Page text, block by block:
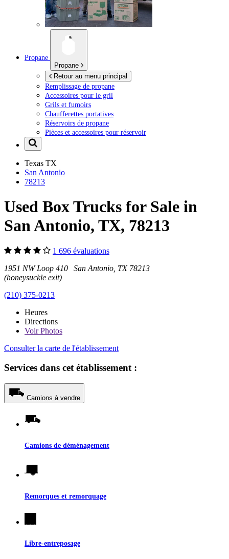
Propane
Propane
Retour au menu principal
Remplissage de propane
Accessoires pour le gril
Grils et fumoirs
Chaufferettes portatives
Réservoirs de propane
Pièces et accessoires pour réservoir
Texas TX
San Antonio
78213
Used Box Trucks for Sale in
San Antonio, TX, 78213
1 696 évaluations
1951 NW Loop 410 San Antonio, TX 78213
(honeysuckle exit)
(210) 375-0213
Heures
Directions
VoirPhotos
Consulter la carte de l'établissement
Services dans cet établissement :
Camions à vendre
Camions de déménagement
Remorques et remorquage
Libre-entreposage